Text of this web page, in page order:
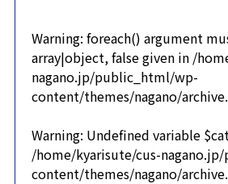
Warning: foreach() argument
array|object, false given in /
nagano.jp/public_html/wp-
content/themes/nagano/
Warning: Undefined variable
/home/kyarisute/cus-
content/themes/nagano/